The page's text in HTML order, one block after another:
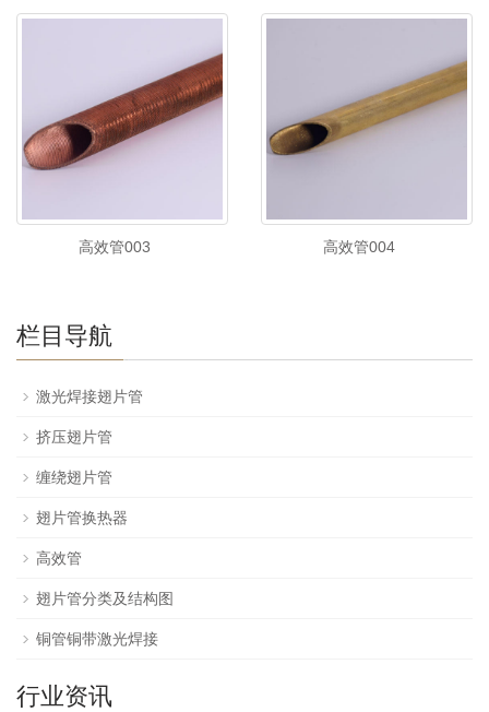
高效管003 高效管004
栏目导航
激光焊接翅片管
挤压翅片管
缠绕翅片管
翅片管换热器
高效管
翅片管分类及结构图
铜管铜带激光焊接
行业资讯